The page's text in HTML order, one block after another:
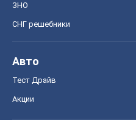
ЗНО
СНГ решебники
Авто
Тест Драйв
Акции